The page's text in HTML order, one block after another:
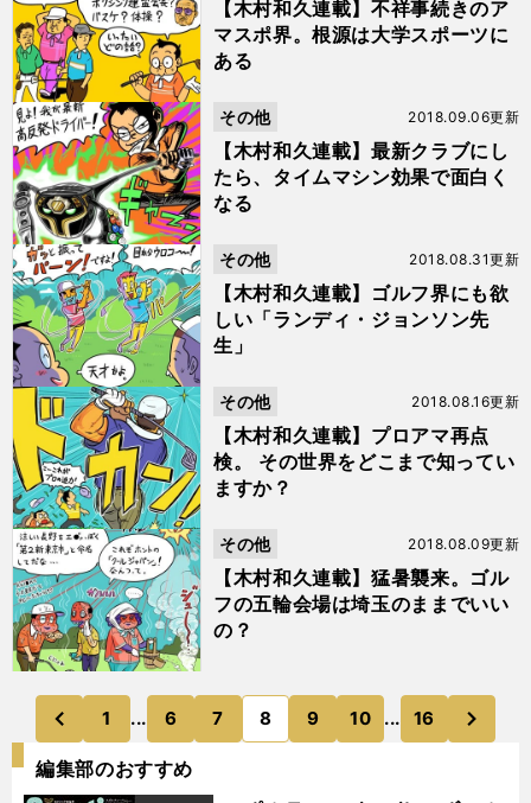
【木村和久連載】不祥事続きのア
マスポ界。根源は大学スポーツに
ある
【木村和久連載】最新クラブにし
たら、タイムマシン効果で面白く
なる
2018.09.06更新
その他
【木村和久連載】ゴルフ界にも欲
しい「ランディ・ジョンソン先
生」
2018.08.31更新
その他
【木村和久連載】プロアマ再点
検。 その世界をどこまで知ってい
ますか？
2018.08.16更新
その他
【木村和久連載】猛暑襲来。ゴル
フの五輪会場は埼玉のままでいい
の？
2018.08.09更新
その他
前
1 ... 6 7 8 9 10 ... 16
編集部のおすすめ